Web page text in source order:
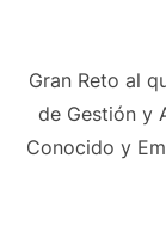
Gran Reto al
de Gestión y
Conocido y